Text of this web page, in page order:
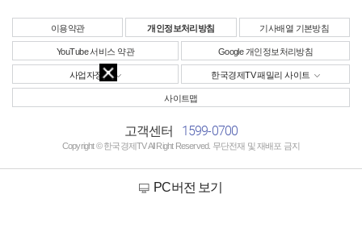
이용약관 개인정보처리방침 기사배열 기본방침
YouTube 서비스 약관 Google 개인정보처리방침
사업자정보 한국경제TV 패밀리 사이트
사이트맵
고객센터 1599-0700
Copyright © 한국경제TV All Right Reserved. 무단전재 및 재배포 금지
PC버전 보기